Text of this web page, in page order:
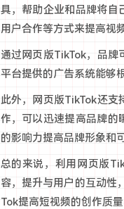
具，帮助企业和品牌将自
用户合作等方式来提高视
通过网页版TikTok，品牌
平台提供的广告系统能够
此外，网页版TikTok还支
作，可以迅速提高品牌的
的影响力提高品牌形象和
总的来说，利用网页版
容，提升与用户的互动性
Tok提高短视频的创作质